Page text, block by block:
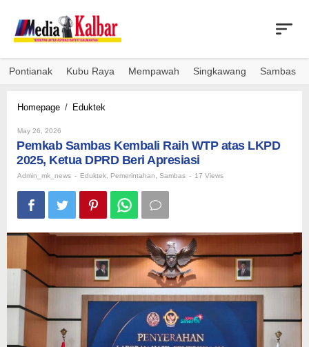
content
Pontianak Kubu Raya Mempawah Singkawang Sambas
Homepage / Eduktek
Raih
WTP
LKPD
2025,
Ketua
DPRD
Beri
Apresiasi
May 26, 2026
Pemkab Sambas Kembali Raih WTP atas LKPD
2025, Ketua DPRD Beri Apresiasi
Admin_mk_news - Eduktek Pemerintahan Sambas - 17 Views